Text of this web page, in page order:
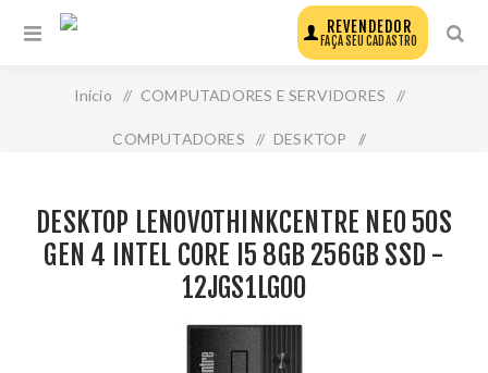
REVENDEDOR
FAÇA SEU CADASTRO
Início / COMPUTADORES E SERVIDORES /
COMPUTADORES / DESKTOP /
8gb 256gb Ssd - 12jgs1lg00
DESKTOP LENOVOTHINKCENTRE NEO 50S
GEN 4 INTEL CORE I5 8GB 256GB SSD -
12JGS1LG00